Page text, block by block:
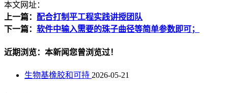
本文网址：
上一篇： 配合打制平工程实践讲授团队
下一篇： 软件中输入需要的珠子曲径等简单参数即可；
近期浏览：本新闻您曾浏览过！
生物基橡胶和可持 2026-05-21